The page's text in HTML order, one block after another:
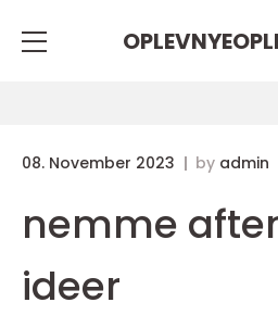
08. November 2023 by admin
nemme
ideer